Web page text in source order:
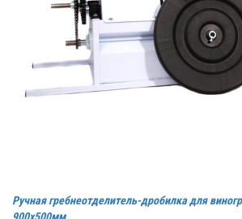
Ручная гребнеотделитель-дробилка для